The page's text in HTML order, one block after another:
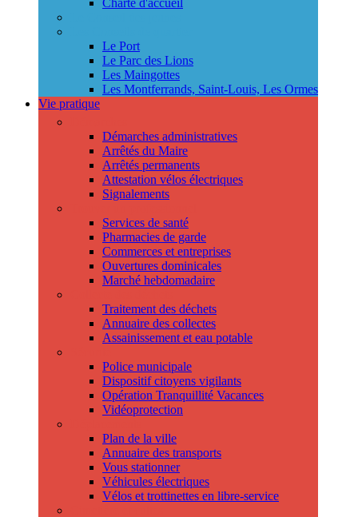
Charte d'accueil
Le Port
Le Parc des Lions
Les Maingottes
Les Montferrands, Saint-Louis, Les Ormes
Vie pratique
Démarches administratives
Arrêtés du Maire
Arrêtés permanents
Attestation vélos électriques
Signalements
Services de santé
Pharmacies de garde
Commerces et entreprises
Ouvertures dominicales
Marché hebdomadaire
Traitement des déchets
Annuaire des collectes
Assainissement et eau potable
Police municipale
Dispositif citoyens vigilants
Opération Tranquillité Vacances
Vidéoprotection
Plan de la ville
Annuaire des transports
Vous stationner
Véhicules électriques
Vélos et trottinettes en libre-service